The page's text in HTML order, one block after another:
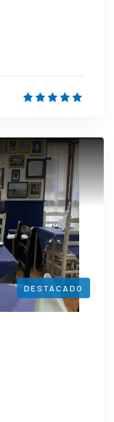
DESTACADO